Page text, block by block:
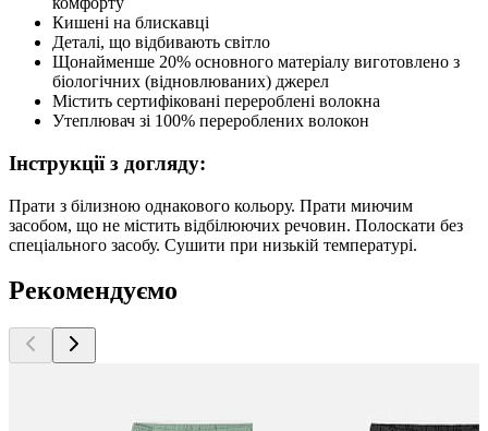
Кишені на блискавці
Деталі, що відбивають світло
Щонайменше 20% основного матеріалу виготовлено з
біологічних (відновлюваних) джерел
Містить сертифіковані перероблені волокна
Утеплювач зі 100% перероблених волокон
Інструкції з догляду:
Прати з білизною однакового кольору. Прати миючим
засобом, що не містить відбілюючих речовин. Полоскати без
спеціального засобу. Сушити при низькій температурі.
Рекомендуємо